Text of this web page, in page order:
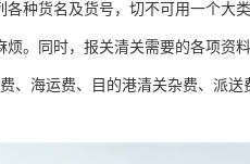
种货名及货号，切不可用一个大
。同时，报关清关需要的各项资料
、海运费、目的港清关杂费、派